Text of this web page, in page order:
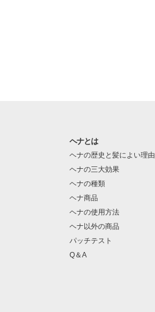
ヘナとは
ヘナの歴史と髪によい理由
ヘナの三大効果
ヘナの種類
ヘナ商品
ヘナの使用方法
ヘナ以外の商品
パッチテスト
Q＆A